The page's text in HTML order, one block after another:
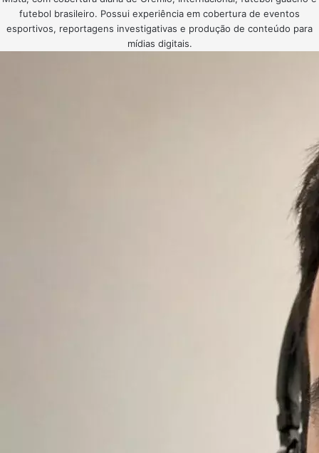
futebol brasileiro. Possui experiência em cobertura de eventos
esportivos, reportagens investigativas e produção de conteúdo para
mídias digitais.